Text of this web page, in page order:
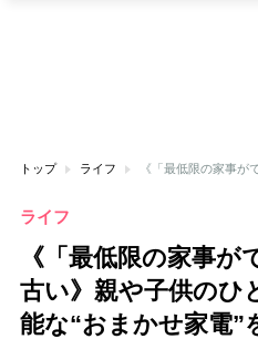
トップ ライフ
ライフ
《「最低限の家事
古い》親や子供のひ
能な“おまかせ家電”